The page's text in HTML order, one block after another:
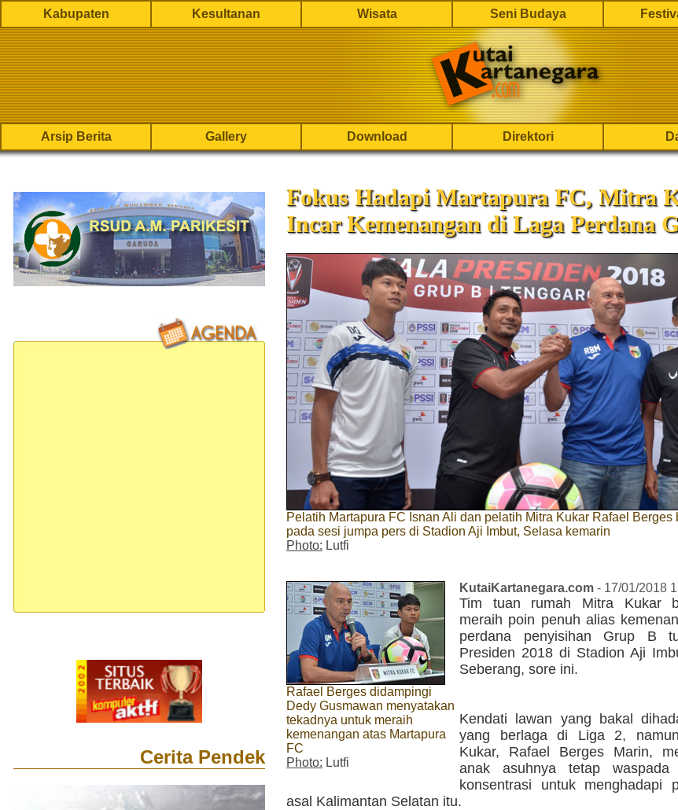
Kabupaten Kesultanan Wisata Seni Budaya
Arsip Berita Gallery Download Direktori
Cerita Pendek
Fokus Hadapi Martapura FC, Mitra
Incar Kemenangan di Laga Perdana
Pelatih Martapura FC Isnan Ali dan pelatih Mitra Kukar Rafael Berges
pada sesi jumpa pers di Stadion Aji Imbut, Selasa kemarin
Photo: Lutfi
Rafael Berges didampingi
Dedy Gusmawan menyatakan
tekadnya untuk meraih
kemenangan atas Martapura
FC
Photo: Lutfi
KutaiKartanegara.com - 17/01/2018
Tim tuan rumah Mitra Kukar
meraih poin penuh alias
perdana penyisihan Grup B
Presiden 2018 di Stadion Aji
Seberang, sore ini.
Kendati lawan yang bakal
yang berlaga di Liga 2,
Kukar, Rafael Berges Marin,
anak asuhnya tetap waspada
konsentrasi untuk menghadapi
asal Kalimantan Selatan itu.